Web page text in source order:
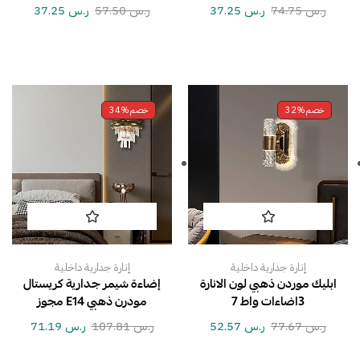
ر.س74.75 ر.س ر.س57.50 ر.س
خصم32%
إنارة جدارية داخلية
ابليك موردن ذهبي لون الانارة
3اضاءات واط 7
ر.س77.67 ر.س
خصم34%
إنارة جدارية داخلية
إضاءة شيمر جدارية كريستال
مودرن ذهبي E14 مجوز
ر.س107.81 ر.س